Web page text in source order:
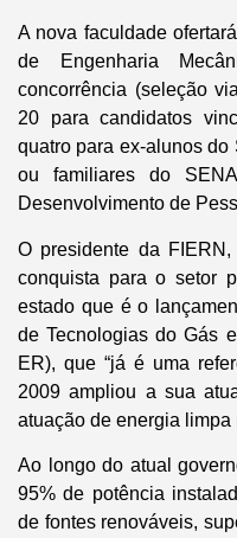
A nova faculdade
de Engenharia
concorrência (seleção
20 para candidatos
quatro para ex-alunos
ou familiares do
Desenvolvimento de
O presidente da
conquista para o setor
estado que é o
de Tecnologias do Gás
ER), que “já é uma
2009 ampliou a sua
atuação de energia limpa
Ao longo do atual
95% de potência
de fontes renováveis,